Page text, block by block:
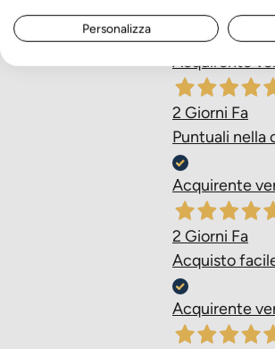
Acquisto
Acquirente
2 Giorni Fa
Puntuali nella
Acquirente
2 Giorni Fa
Acquisto
Acquirente
Personalizza